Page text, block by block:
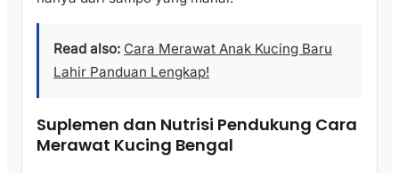
Read also: Cara Merawat Anak Kucing Baru
Lahir Panduan Lengkap!
Suplemen dan Nutrisi Pendukung Cara
Merawat Kucing Bengal